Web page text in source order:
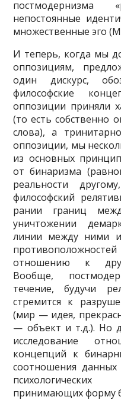
постмодер­низма
непостоянные
множественные эго
И теперь, когда мы
оппозициям,
один дискурс,
философские
оппозиции приняли
(то есть собственно
слова), а
оппозиции, мы
из основных
от бинаризма
реальности
философский
рании границ
уничтоже­нии
линии между ни­ми
отношению к
Вообще,
течение, будучи
стремится к
(мир — идея,
— объект и т.д.). Но
исследование
концепций к
соотношения
принимающих форму